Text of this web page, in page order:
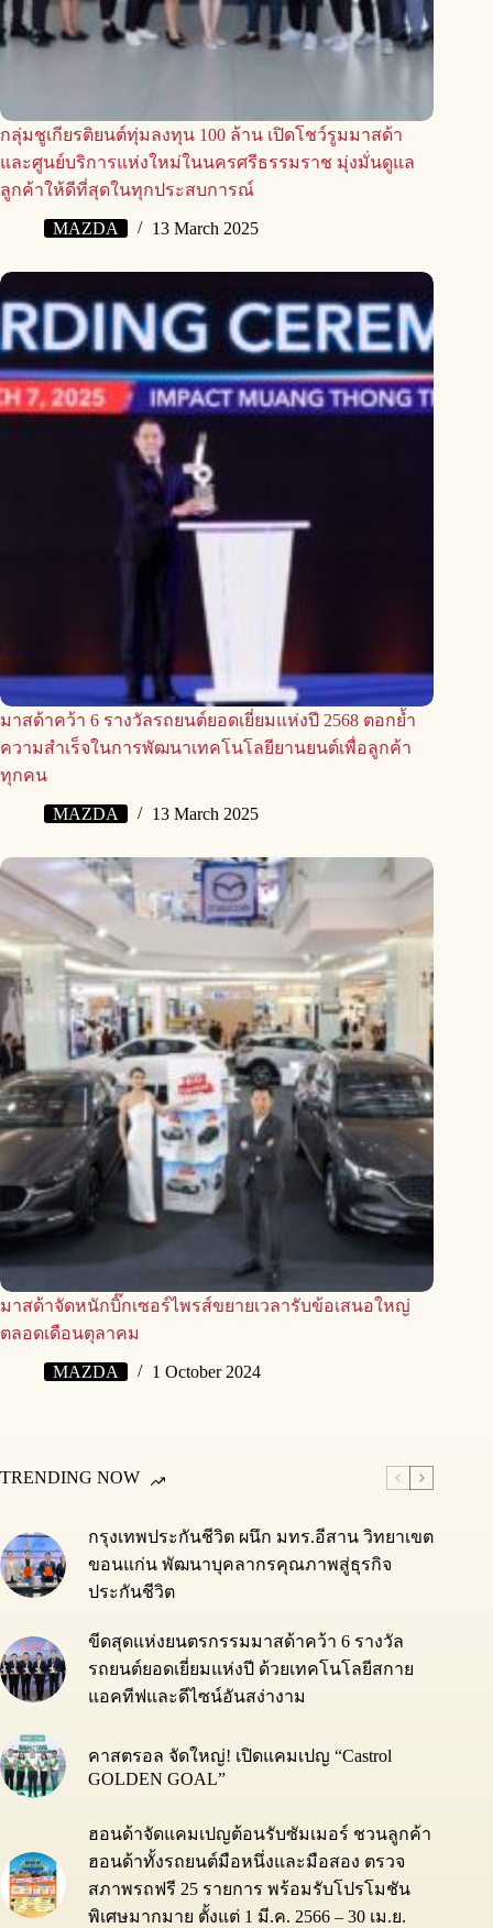
กลุ่มชูเกียรติยนต์ทุ่มลงทุน 100 ล้าน เปิดโชว์รูมมาสด้า
และศูนย์บริการแห่งใหม่ในนครศรีธรรมราช มุ่งมั่นดูแล
ลูกค้าให้ดีที่สุดในทุกประสบการณ์
MAZDA 13 March 2025
มาสด้าคว้า 6 รางวัลรถยนต์ยอดเยี่ยมแห่งปี 2568 ตอกย้ำ
ความสำเร็จในการพัฒนาเทคโนโลยียานยนต์เพื่อลูกค้า
ทุกคน
MAZDA 13 March 2025
มาสด้าจัดหนักบิ๊กเซอร์ไพรส์ขยายเวลารับข้อเสนอใหญ่
ตลอดเดือนตุลาคม
MAZDA 1 October 2024
TRENDING NOW
กรุงเทพประกันชีวิต ผนึก มทร.อีสาน วิทยาเขต
ขอนแก่น พัฒนาบุคลากรคุณภาพสู่ธุรกิจ
ประกันชีวิต
ขีดสุดแห่งยนตรกรรมมาสด้าคว้า 6 รางวัล
รถยนต์ยอดเยี่ยมแห่งปี ด้วยเทคโนโลยีสกาย
แอคทีฟและดีไซน์อันสง่างาม
คาสตรอล จัดใหญ่! เปิดแคมเปญ “Castrol
GOLDEN GOAL”
ฮอนด้าจัดแคมเปญต้อนรับซัมเมอร์ ชวนลูกค้า
ฮอนด้าทั้งรถยนต์มือหนึ่งและมือสอง ตรวจ
สภาพรถฟรี 25 รายการ พร้อมรับโปรโมชัน
พิเศษมากมาย ตั้งแต่ 1 มี.ค. 2566 – 30 เม.ย.